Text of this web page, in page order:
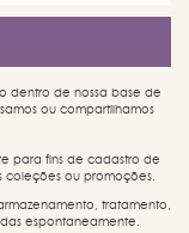
dentro de nossa base de
ou compartilhamos
para fins de cadastro de
coleções ou promoções.
tratamento,
espontaneamente.